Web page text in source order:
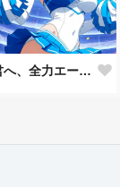
君へ、全力エール📣✨